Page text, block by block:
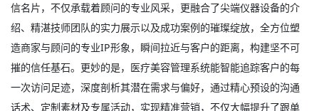
信名片，不仅承载着顾问的专业风采，更融合了尖端仪器设备的介
绍、精湛技师团队的实力展示以及成功案例的璀璨绽放，全方位塑
造商家与顾问的专业IP形象，瞬间拉近与客户的距离，构建坚不可
摧的信任基石。更妙的是，医疗美容管理系统能智能追踪客户的每
一次访问足迹，深度剖析其潜在需求与偏好，通过精心预设的沟通
话术、定制素材及专属活动，实现精准营销，不仅大幅提升了跟单